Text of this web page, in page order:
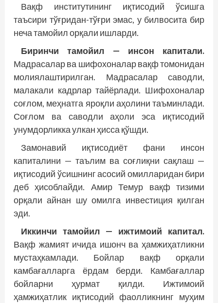
Вақф институтининг иқтисодий ўсишга
таъсири тўғридан-тўғри эмас, у билвосита бир
неча тамойил орқали ишларди.
Биринчи тамойил — инсон капитали.
Мадрасалар ва шифохоналар вақф томонидан
молиялаштирилган. Мадрасалар саводли,
малакали кадрлар тайёрлади. Шифохоналар
соғлом, меҳнатга яроқли аҳолини таъминлади.
Соғлом ва саводли аҳоли эса иқтисодий
унумдорликка улкан ҳисса қўшди.
Замонавий иқтисодиёт фани инсон
капиталини — таълим ва соғлиқни сақлаш —
иқтисодий ўсишнинг асосий омилларидан бири
деб ҳисоблайди. Амир Темур вақф тизими
орқали айнан шу омилга инвестиция қилган
эди.
Иккинчи тамойил — ижтимоий капитал.
Вақф жамият ичида ишонч ва ҳамжиҳатликни
мустаҳкамлади. Бойлар вақф орқали
камбағалларга ёрдам берди. Камбағаллар
бойларни ҳурмат қилди. Ижтимоий
ҳамжиҳатлик иқтисодий фаолликнинг муҳим